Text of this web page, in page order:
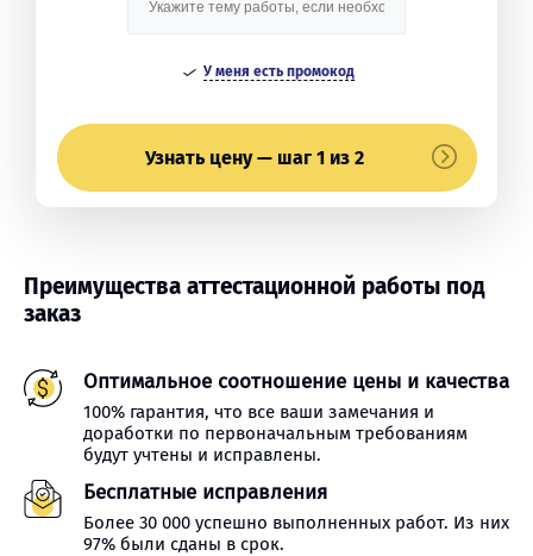
У меня есть промокод
Узнать цену — шаг 1 из 2
Преимущества аттестационной работы под
заказ
Оптимальное соотношение цены и качества
100% гарантия, что все ваши замечания и
доработки по первоначальным требованиям
будут учтены и исправлены.
Бесплатные исправления
Более 30 000 успешно выполненных работ. Из них
97% были сданы в срок.